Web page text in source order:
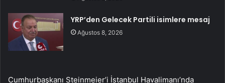
YRP’den Gelecek Partili isimlere mesaj
Ağustos 8, 2026
Cumhurbaşkanı Steinmeier’i İstanbul Havalimanı’nda